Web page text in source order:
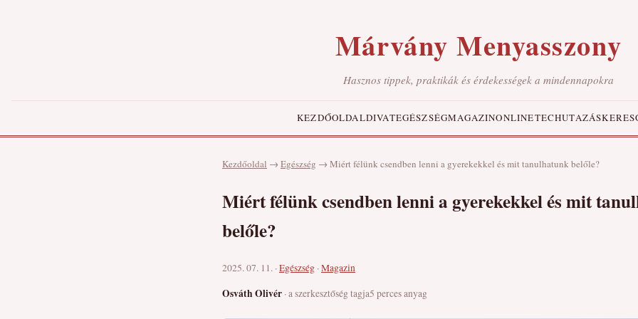
Márvány Menyasszony
Hasznos tippek, praktikák és érdekességek a mindennapokra
KEZDŐOLDALDIVATEGÉSZSÉGMAGAZINONLINETECHUTAZÁS
Kezdőoldal → Egészség → Miért félünk csendben lenni a gyerekekkel és mit tanulhatunk belőle?
Miért félünk csendben lenni a gyerekekkel és mit
belőle?
2025. 07. 11. ·Egészség ·Magazin
Osváth Olivér · a szerkesztőség tagja5 perces anyag